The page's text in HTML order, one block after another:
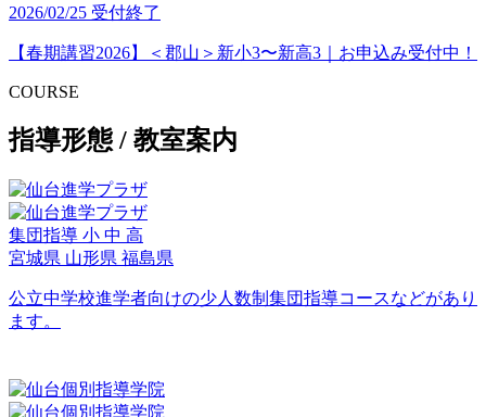
2026/02/25 受付終了
【春期講習2026】＜郡山＞新小3〜新高3｜お申込み受付中！
COURSE
指導形態 / 教室案内
集団指導 小 中 高
宮城県 山形県 福島県
公立中学校進学者向けの少人数制集団指導コースなどがあり
ます。